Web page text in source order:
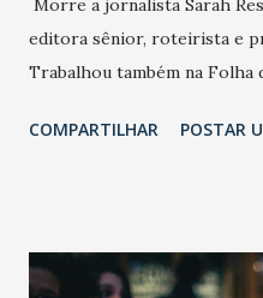
Morre a jornalista Sarah
editora sênior, roteirista e
Trabalhou também na Folha
COMPARTILHAR POSTAR